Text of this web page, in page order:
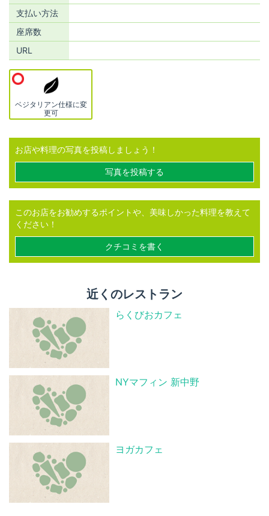
支払い方法
座席数
URL
ベジタリアン仕様に変
更可
お店や料理の写真を投稿しましょう！
写真を投稿する
このお店をお勧めするポイントや、美味しかった料理を教えて
ください！
クチコミを書く
近くのレストラン
らくびおカフェ
NYマフィン 新中野
ヨガカフェ